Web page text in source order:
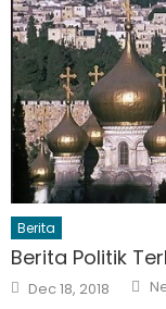
Berita
Berita Politik
Posted
on
Dec 18, 2018